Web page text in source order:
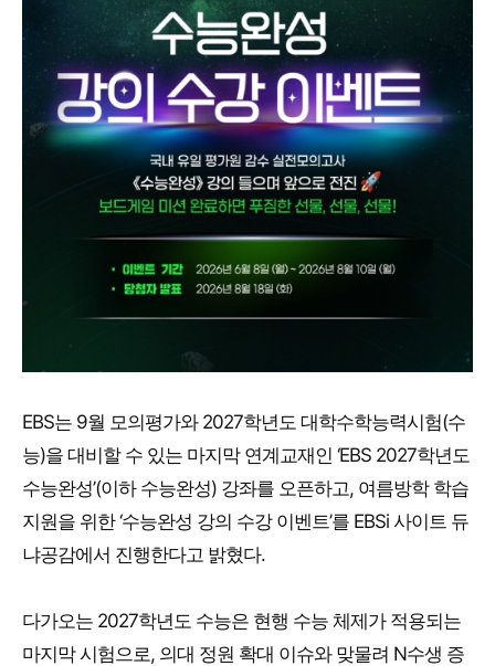
EBS는 9월 모의평가와 2027학년도 대학수학능력시험(수
능)을 대비할 수 있는 마지막 연계교재인 ‘EBS 2027학년도
수능완성’(이하 수능완성) 강좌를 오픈하고, 여름방학 학습
지원을 위한 ‘수능완성 강의 수강 이벤트’를 EBSi 사이트 듀
냐공감에서 진행한다고 밝혔다.
다가오는 2027학년도 수능은 현행 수능 체제가 적용되는
마지막 시험으로, 의대 정원 확대 이슈와 맞물려 N수생 증